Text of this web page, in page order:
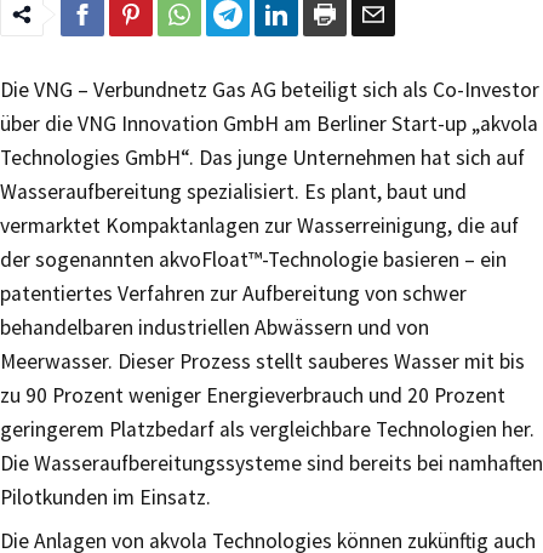
Die VNG – Verbundnetz Gas AG beteiligt sich als Co-Investor
über die VNG Innovation GmbH am Berliner Start-up „akvola
Technologies GmbH“. Das junge Unternehmen hat sich auf
Wasseraufbereitung spezialisiert. Es plant, baut und
vermarktet Kompaktanlagen zur Wasserreinigung, die auf
der sogenannten akvoFloat™-Technologie basieren – ein
patentiertes Verfahren zur Aufbereitung von schwer
behandelbaren industriellen Abwässern und von
Meerwasser. Dieser Prozess stellt sauberes Wasser mit bis
zu 90 Prozent weniger Energieverbrauch und 20 Prozent
geringerem Platzbedarf als vergleichbare Technologien her.
Die Wasseraufbereitungssysteme sind bereits bei namhaften
Pilotkunden im Einsatz.
Die Anlagen von akvola Technologies können zukünftig auch